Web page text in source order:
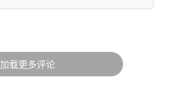
加载更多评论